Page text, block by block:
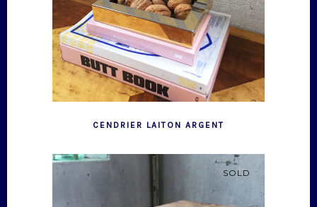
CENDRIER LAITON ARGENT
SOLD